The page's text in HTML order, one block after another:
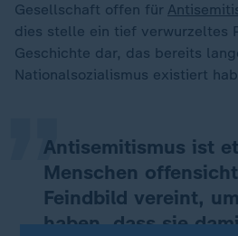
Gesellschaft offen für
dies stelle ein tief verwurzeltes
Geschichte dar, das bereits
Nationalsozialismus existiert
Antisemitismus ist
Menschen
Feindbild vereint,
haben, dass sie
„